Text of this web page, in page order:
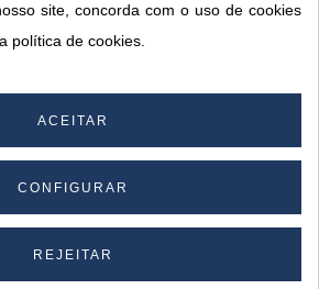
site, concorda com o uso de cookies
política de cookies.
ACEITAR
CONFIGURAR
REJEITAR